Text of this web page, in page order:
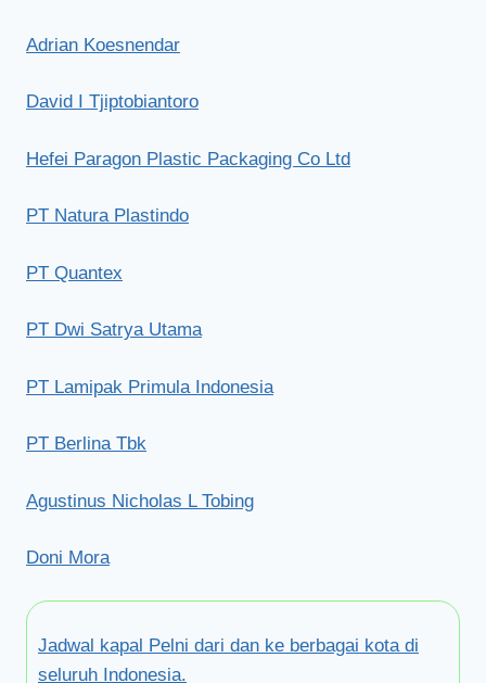
Adrian Koesnendar
David I Tjiptobiantoro
Hefei Paragon Plastic Packaging Co Ltd
PT Natura Plastindo
PT Quantex
PT Dwi Satrya Utama
PT Lamipak Primula Indonesia
PT Berlina Tbk
Agustinus Nicholas L Tobing
Doni Mora
Jadwal kapal Pelni dari dan ke berbagai kota di
seluruh Indonesia.